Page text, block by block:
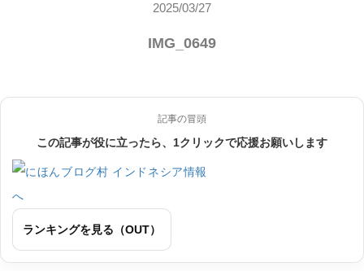
2025/03/27
IMG_0649
記事の冒頭
この記事が役に立ったら、1クリックで応援お願いします
ランキングを見る（OUT）